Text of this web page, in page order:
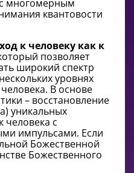
многомерным
квантовости
к человеку как к
позволяет
широкий спектр
уровнях
В основе
– восстановление
уникальных
человека с
импульсами. Если
Божественной
Божественного